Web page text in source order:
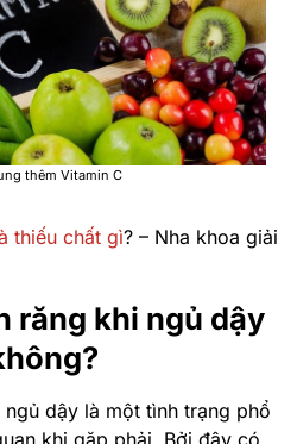
thêm Vitamin C
thiếu chất gì? – Nha khoa giải
răng khi ngủ dậy
dậy là một tình trạng phổ
khi gặp phải. Bởi đây có